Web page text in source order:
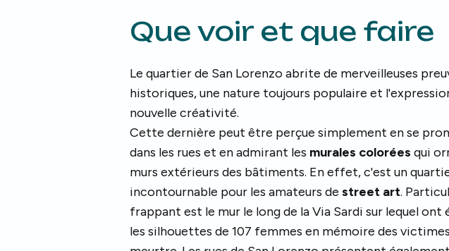
Que voir et que faire
Le quartier de San Lorenzo abrite de merveilleuses
historiques, une nature toujours populaire et
nouvelle créativité.
Cette dernière peut être perçue simplement en se
dans les rues et en admirant les murales colorées qui
murs extérieurs des bâtiments. En effet, c'est un
incontournable pour les amateurs de street art.
frappant est le mur le long de la Via Sardi sur lequel ont
les silhouettes de 107 femmes en mémoire des